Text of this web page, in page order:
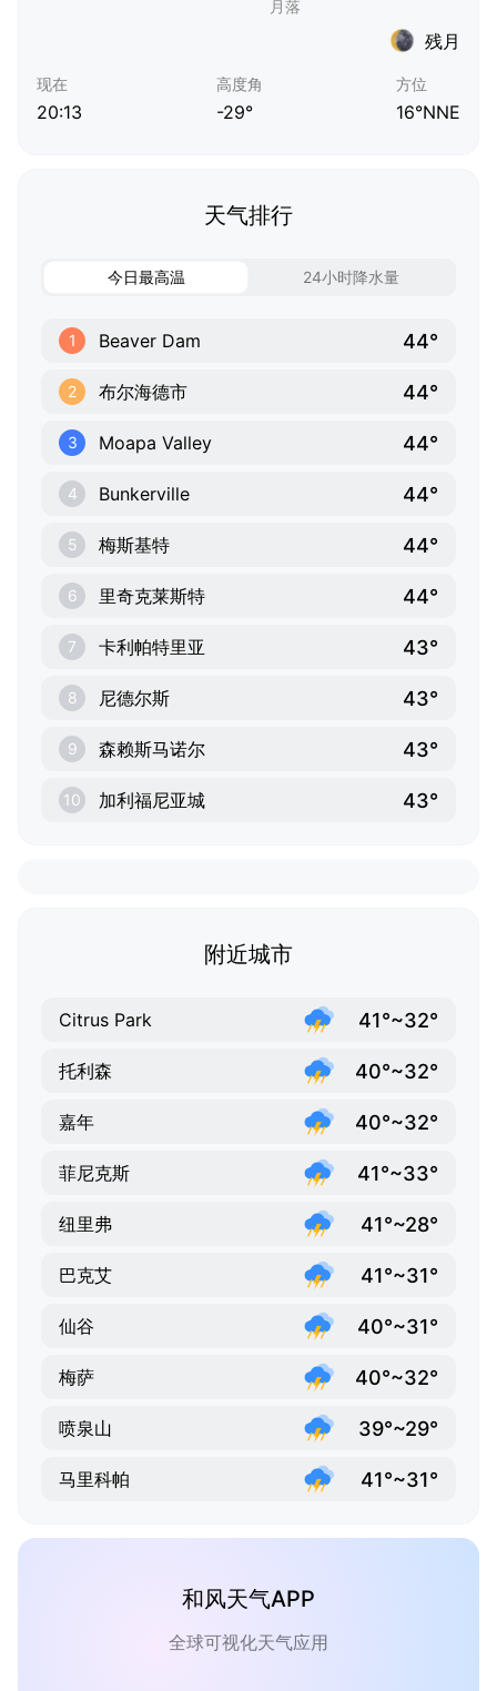
残月
现在
20:13
高度角
-29°
方位
16°NNE
天气排行
今日最高温 24小时降水量
1 Beaver Dam 44°
2 布尔海德市 44°
3 Moapa Valley 44°
4 Bunkerville 44°
5 梅斯基特 44°
6 里奇克莱斯特 44°
7 卡利帕特里亚 43°
8 尼德尔斯 43°
9 森赖斯马诺尔 43°
10 加利福尼亚城 43°
附近城市
Citrus Park 41°~32°
托利森 40°~32°
嘉年 40°~32°
菲尼克斯 41°~33°
纽里弗 41°~28°
巴克艾 41°~31°
仙谷 40°~31°
梅萨 40°~32°
喷泉山 39°~29°
马里科帕 41°~31°
和风天气APP
全球可视化天气应用